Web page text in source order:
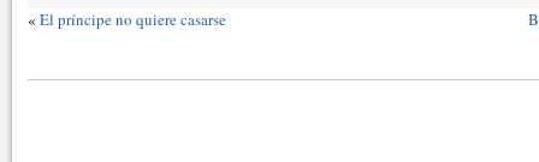
« El príncipe no quiere casarse